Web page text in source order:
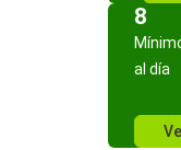
8
al día